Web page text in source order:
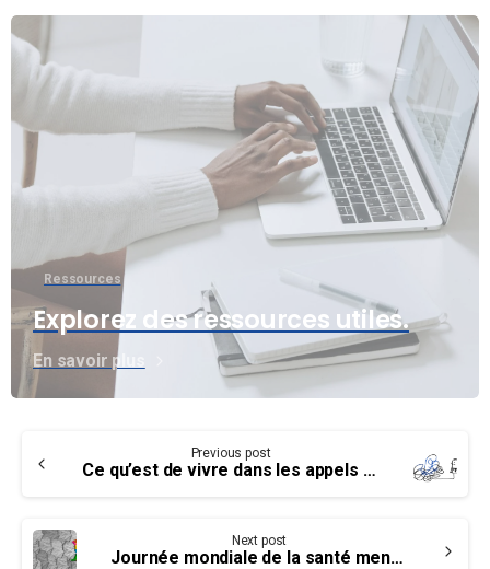
Ressources
Explorez des ressources utiles.
En savoir plus
Reading
Previous post
Ce qu’est de vivre dans les appels d’offre
Next post
Journée mondiale de la santé mentale